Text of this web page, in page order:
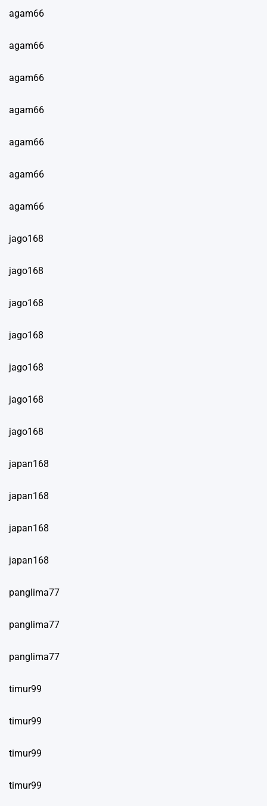
agam66
agam66
agam66
agam66
agam66
agam66
agam66
jago168
jago168
jago168
jago168
jago168
jago168
jago168
japan168
japan168
japan168
japan168
panglima77
panglima77
panglima77
timur99
timur99
timur99
timur99